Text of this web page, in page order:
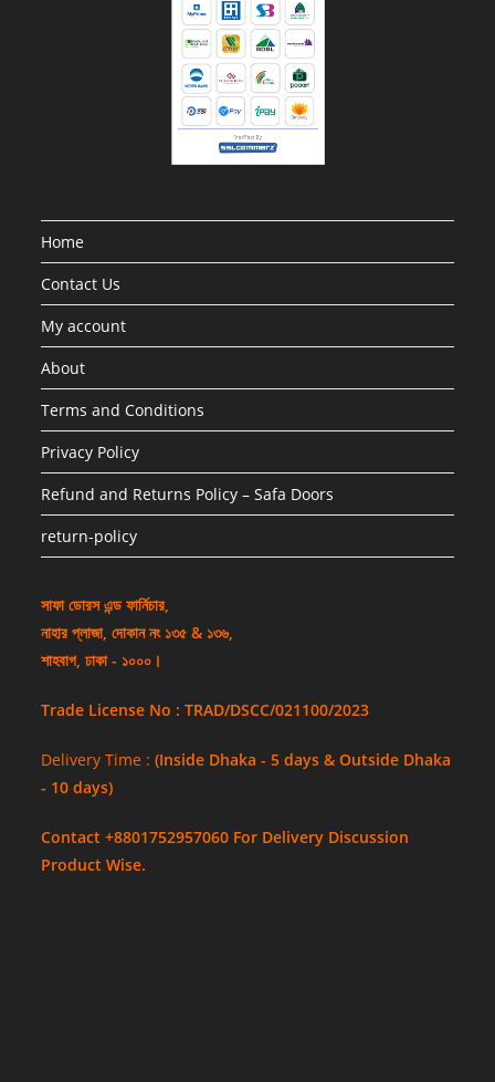
Home
Contact Us
My account
About
Terms and Conditions
Privacy Policy
Refund and Returns Policy – Safa Doors
return-policy
সাফা ডোরস এন্ড ফার্নিচার,
নাহার প্লাজা, দোকান নং ১৩৫ & ১৩৬,
শাহবাগ, ঢাকা - ১০০০।
Trade License No : TRAD/DSCC/021100/2023
Delivery Time :(Inside Dhaka - 5 days & Outside Dhaka
- 10 days)
Contact +8801752957060 For Delivery Discussion
Product Wise.